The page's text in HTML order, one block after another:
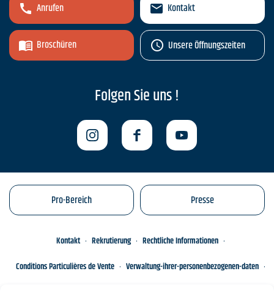
Anrufen
Broschüren
Kontakt
Unsere Öffnungszeiten
Folgen Sie uns !
Pro-Bereich Presse
Kontakt Rekrutierung
Rechtliche Informationen
Conditions Particulières de Vente
Verwaltung-ihrer-personenbezogenen-daten